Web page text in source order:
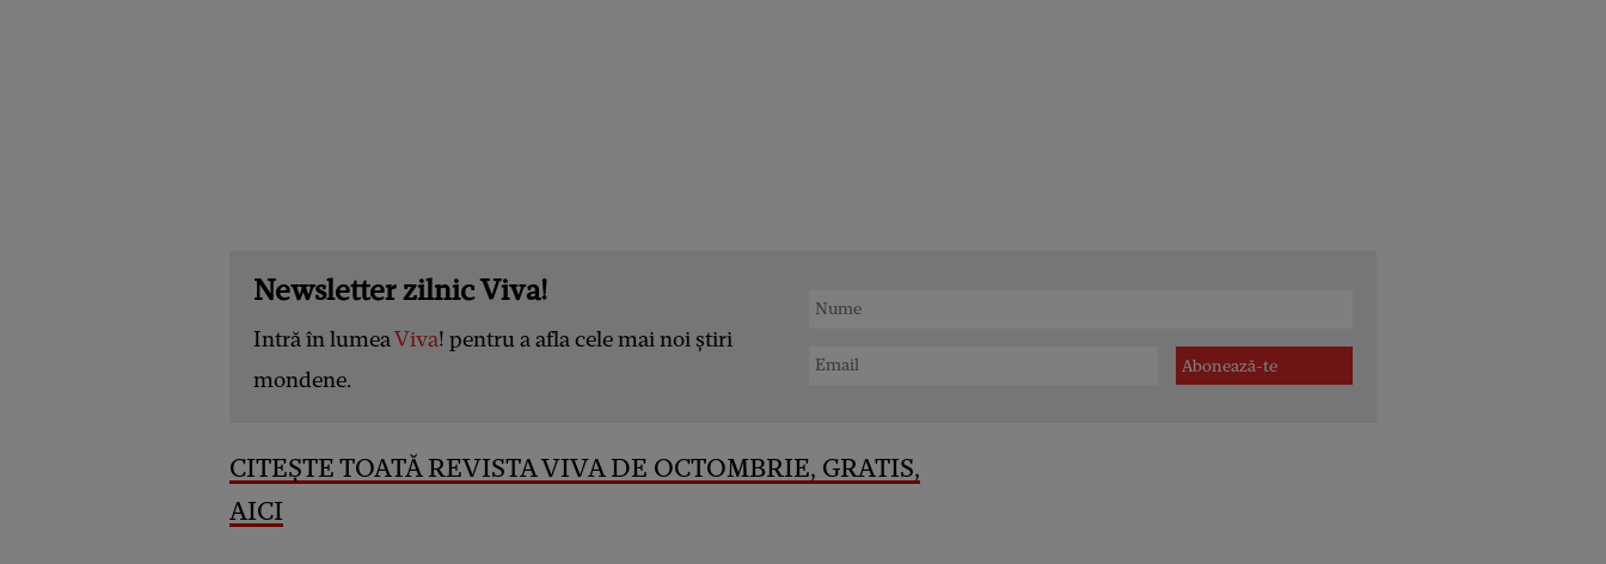
Newsletter zilnic Viva!
Intră în lumeaViva! pentru a afla cele mai noi știri
mondene.
CITEȘTE TOATĂ REVISTA VIVA DE OCTOMBRIE, GRATIS,
AICI